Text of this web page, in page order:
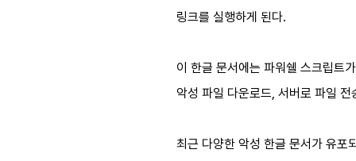
링크를 실행하게 된다.
이 한글 문서에는 파워쉘 스크립트
악성 파일 다운로드, 서버로 파일
최근 다양한 악성 한글 문서가 유포